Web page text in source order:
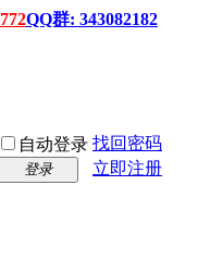
QQ群: 343082182
自动登录 找回密码
登录
立即注册